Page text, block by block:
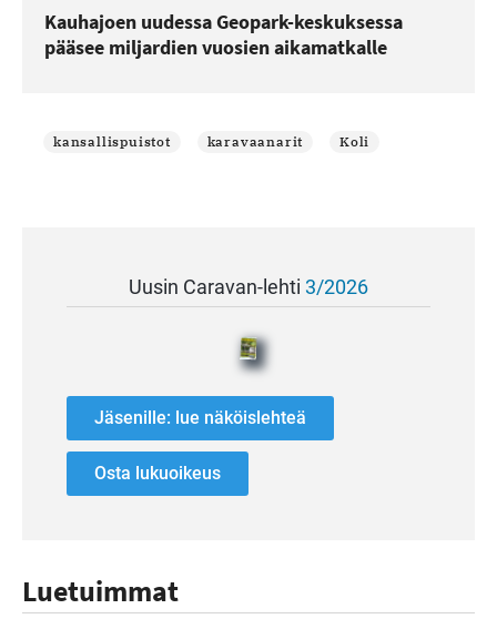
Kauhajoen uudessa Geopark-keskuksessa
pääsee miljardien vuosien aikamatkalle
kansallispuistot karavaanarit Koli
Uusin Caravan-lehti 3/2026
Jäsenille: lue näköislehteä
Osta lukuoikeus
Luetuimmat